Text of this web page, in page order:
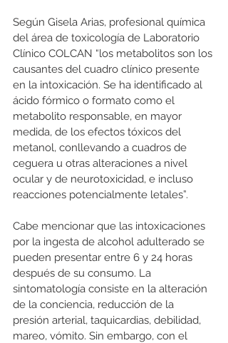
Según Gisela Arias, profesional química
del área de toxicología de Laboratorio
Clínico COLCAN “los metabolitos son los
causantes del cuadro clínico presente
en la intoxicación. Se ha identificado al
ácido fórmico o formato como el
metabolito responsable, en mayor
medida, de los efectos tóxicos del
metanol, conllevando a cuadros de
ceguera u otras alteraciones a nivel
ocular y de neurotoxicidad, e incluso
reacciones potencialmente letales”.
Cabe mencionar que las intoxicaciones
por la ingesta de alcohol adulterado se
pueden presentar entre 6 y 24 horas
después de su consumo. La
sintomatología consiste en la alteración
de la conciencia, reducción de la
presión arterial, taquicardias, debilidad,
mareo, vómito. Sin embargo, con el